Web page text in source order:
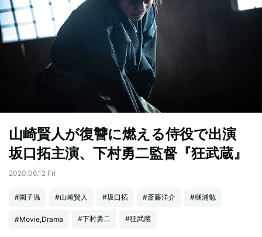
山崎賢人が復讐に燃える侍役で出演
坂口拓主演、下村勇二監督『狂武蔵』
2020.06.12 Fri
#園子温 #山崎賢人 #坂口拓 #斎藤洋介 #樋浦勉
#Movie,Drama #下村勇二 #狂武蔵